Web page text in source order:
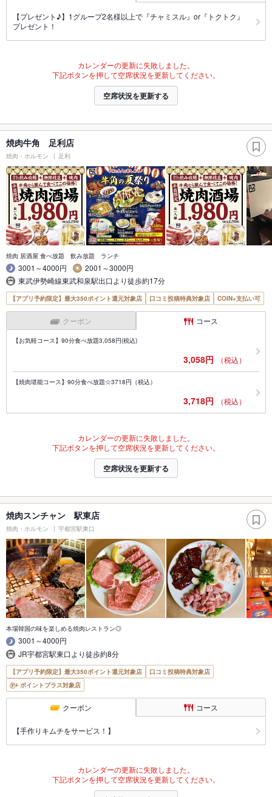
【プレゼント♪】1グループ2名様以上で『チャミスル』or『トクトク』
プレゼント！
カレンダーの更新に失敗しました。
下記ボタンを押して空席状況を更新してください。
空席状況を更新する
焼肉牛角 足利店
焼肉・ホルモン 足利
焼肉 居酒屋 食べ放題 飲み放題 ランチ
3001～4000円
2001～3000円
東武伊勢崎線東武和泉駅出口より徒歩約17分
【アプリ予約限定】最大350ポイント還元対象店 口コミ投稿特典対象店 COIN+支払い可
クーポン コース
【お気軽コース】90分食べ放題3,058円(税込)
3,058円 （税込）
【焼肉堪能コース】90分食べ放題☆3718円（税込）
3,718円 （税込）
カレンダーの更新に失敗しました。
下記ボタンを押して空席状況を更新してください。
空席状況を更新する
焼肉スンチャン 駅東店
焼肉・ホルモン 宇都宮駅東口
本場韓国の味を楽しめる焼肉レストラン◎
3001～4000円
JR宇都宮駅東口より徒歩約8分
【アプリ予約限定】最大350ポイント還元対象店
口コミ投稿特典対象店
ポイントプラス対象店
クーポン コース
【手作りキムチをサービス！】
カレンダーの更新に失敗しました。
下記ボタンを押して空席状況を更新してください。